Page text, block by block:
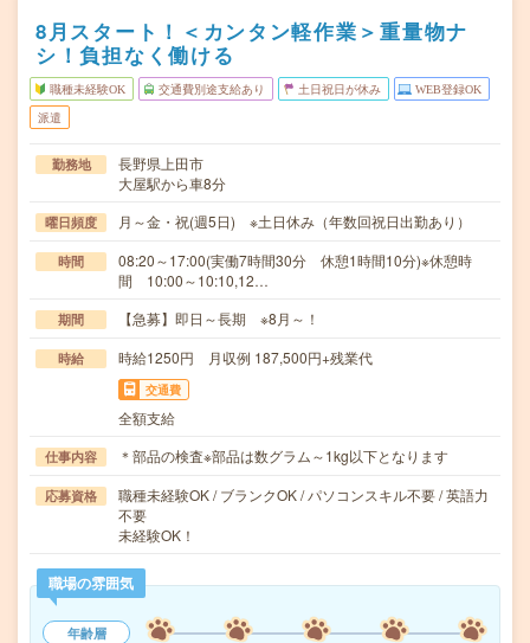
8月スタート！＜カンタン軽作業＞重量物ナ
シ！負担なく働ける
職種未経験OK 交通費別途支給あり 土日祝日が休み WEB登録OK
派遣
勤務地
長野県上田市
大屋駅から車8分
曜日頻度 月～金・祝(週5日) ※土日休み（年数回祝日出勤あり）
時間
08:20～17:00(実働7時間30分 休憩1時間10分)※休憩時
間 10:00～10:10,12…
期間 【急募】即日～長期 ※8月～！
時給 時給1250円 月収例 187,500円+残業代
交通費
全額支給
仕事内容 ＊部品の検査※部品は数グラム～1kg以下となります
応募資格
職種未経験OK / ブランクOK / パソコンスキル不要 / 英語力
不要
未経験OK！
職場の雰囲気
年齢層